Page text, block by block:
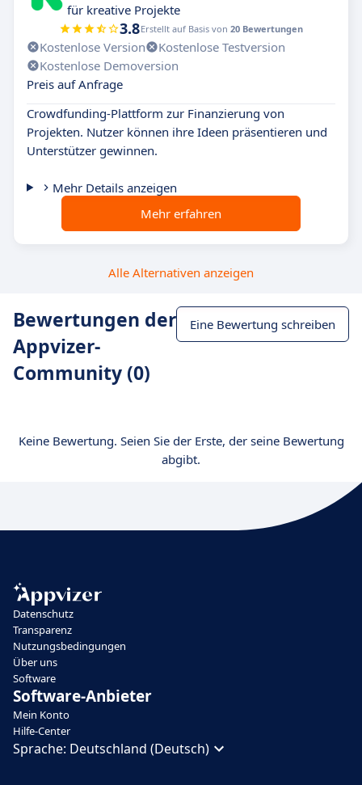
für kreative Projekte
3.8Erstellt auf Basis von 20 Bewertungen
Kostenlose Version
Kostenlose Testversion
Kostenlose Demoversion
Preis auf Anfrage
Crowdfunding-Plattform zur Finanzierung von
Projekten. Nutzer können ihre Ideen präsentieren und
Unterstützer gewinnen.
Mehr Details anzeigen
Mehr erfahren
Alle Alternativen anzeigen
Bewertungen der
Appvizer-
Community (0)
Eine Bewertung schreiben
Keine Bewertung. Seien Sie der Erste, der seine Bewertung
abgibt.
Datenschutz
Transparenz
Nutzungsbedingungen
Über uns
Software
Software-Anbieter
Mein Konto
Hilfe-Center
Sprache: Deutschland (Deutsch)